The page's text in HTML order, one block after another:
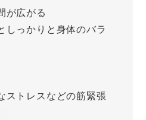
が広がる
しっかりと身体のバラ
ストレスなどの筋緊張